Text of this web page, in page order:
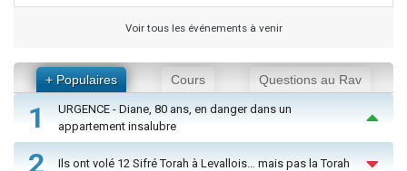
Voir tous les événements à venir
+ Populaires Cours Questions au Rav
1
URGENCE - Diane, 80 ans, en danger dans un
appartement insalubre
2 Ils ont volé 12 Sifré Torah à Levallois… mais pas la Torah